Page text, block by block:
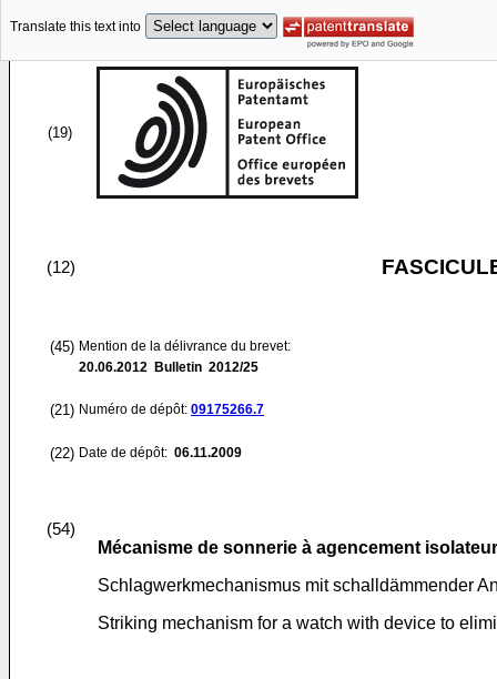
Translate this text into
(19)
(12)
(45) Mention de la délivrance du brevet:
20.06.2012 Bulletin 2012/25
(21) Numéro de dépôt: 09175266.7
(22) Date de dépôt: 06.11.2009
(54)
Mécanisme de sonnerie à agencement
Schlagwerkmechanismus mit schalldämmender
Striking mechanism for a watch with device to